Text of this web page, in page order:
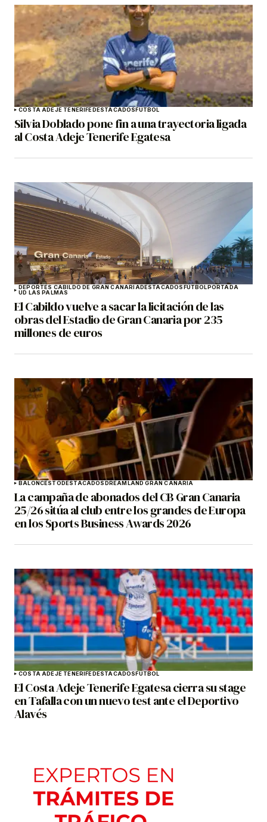
COSTA ADEJE TENERIFEDESTACADOSFÚTBOL
Silvia Doblado pone fin a una trayectoria ligada
al Costa Adeje Tenerife Egatesa
DEPORTES CABILDO DE GRAN CANARIADESTACADOSFÚTBOLPORTADA
UD LAS PALMAS
El Cabildo vuelve a sacar la licitación de las
obras del Estadio de Gran Canaria por 235
millones de euros
BALONCESTODESTACADOSDREAMLAND GRAN CANARIA
La campaña de abonados del CB Gran Canaria
25/26 sitúa al club entre los grandes de Europa
en los Sports Business Awards 2026
COSTA ADEJE TENERIFEDESTACADOSFÚTBOL
El Costa Adeje Tenerife Egatesa cierra su stage
en Tafalla con un nuevo test ante el Deportivo
Alavés